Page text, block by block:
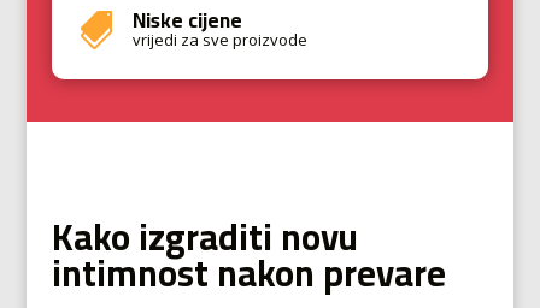
 Niske cijene
vrijedi za sve proizvode
Kako izgraditi novu
intimnost nakon prevare